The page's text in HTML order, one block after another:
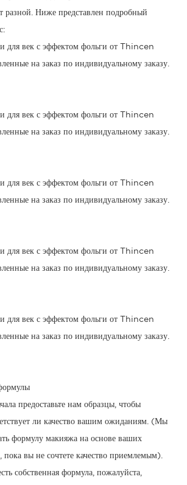
разной. Ниже представлен подробный
предоставьте нам образцы, чтобы
ли качество вашим ожиданиям. (Мы
формулу макияжа на основе ваших
пока вы не сочтете качество приемлемым).
собственная формула, пожалуйста,